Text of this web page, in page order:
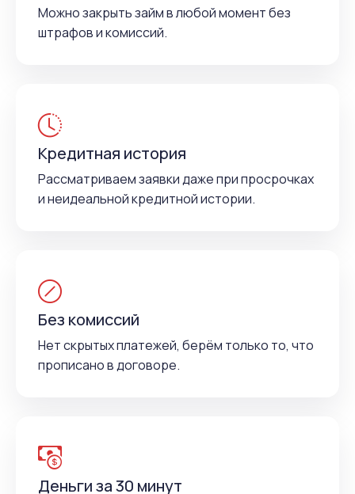
Можно закрыть займ в любой момент без
штрафов и комиссий.
Кредитная история
Рассматриваем заявки даже при просрочках
и неидеальной кредитной истории.
Без комиссий
Нет скрытых платежей, берём только то, что
прописано в договоре.
Деньги за 30 минут